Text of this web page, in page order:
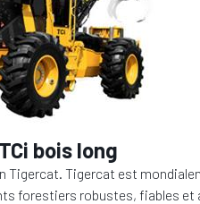
bois long
Tigercat. Tigercat est
forestiers robustes, fiables et